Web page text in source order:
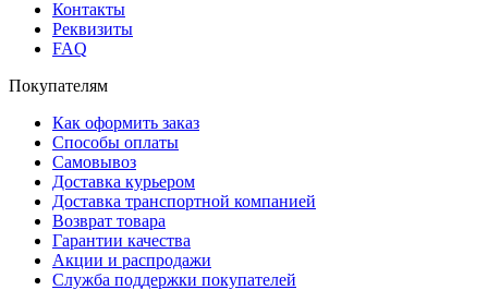
Контакты
Реквизиты
FAQ
Покупателям
Как оформить заказ
Способы оплаты
Самовывоз
Доставка курьером
Доставка транспортной компанией
Возврат товара
Гарантии качества
Акции и распродажи
Служба поддержки покупателей